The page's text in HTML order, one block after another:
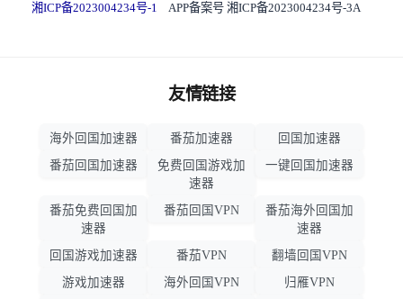
湘ICP备2023004234号-1 APP备案号 湘ICP备2023004234号-3A
友情链接
海外回国加速器 番茄加速器
回国加速器
番茄回国加速器
免费回国游戏加
速器
一键回国加速器
番茄免费回国加
速器
番茄回国VPN
番茄海外回国加
速器
回国游戏加速器
番茄VPN
翻墙回国VPN
游戏加速器
海外回国VPN 归雁VPN